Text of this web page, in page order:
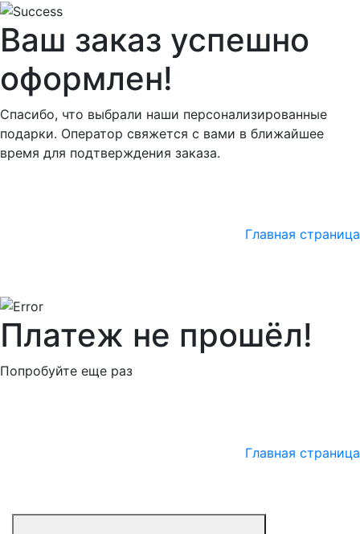
Ваш заказ успешно
оформлен!
Спасибо, что выбрали наши персонализированные
подарки. Оператор свяжется с вами в ближайшее
время для подтверждения заказа.
Главная страница
Платеж не прошёл!
Попробуйте еще раз
Главная страница